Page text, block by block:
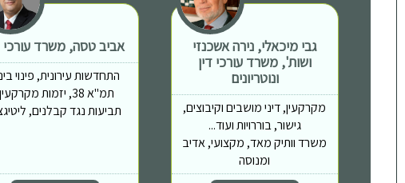
גבי מיכאלי, נירה אשכנזי
ושות', משרד עורכי דין
ונוטריונים
מקרקעין, דיני מושבים וקיבוצים,
גישור, בוררויות ועוד...
משרד וותיק מאד, מקצועי, אדיב
ומנוסה
אביב טסה, משרד עורכי
התחדשות עירונית, פינוי
תמ"א 38, יזמות
תביעות נגד קבלנים,